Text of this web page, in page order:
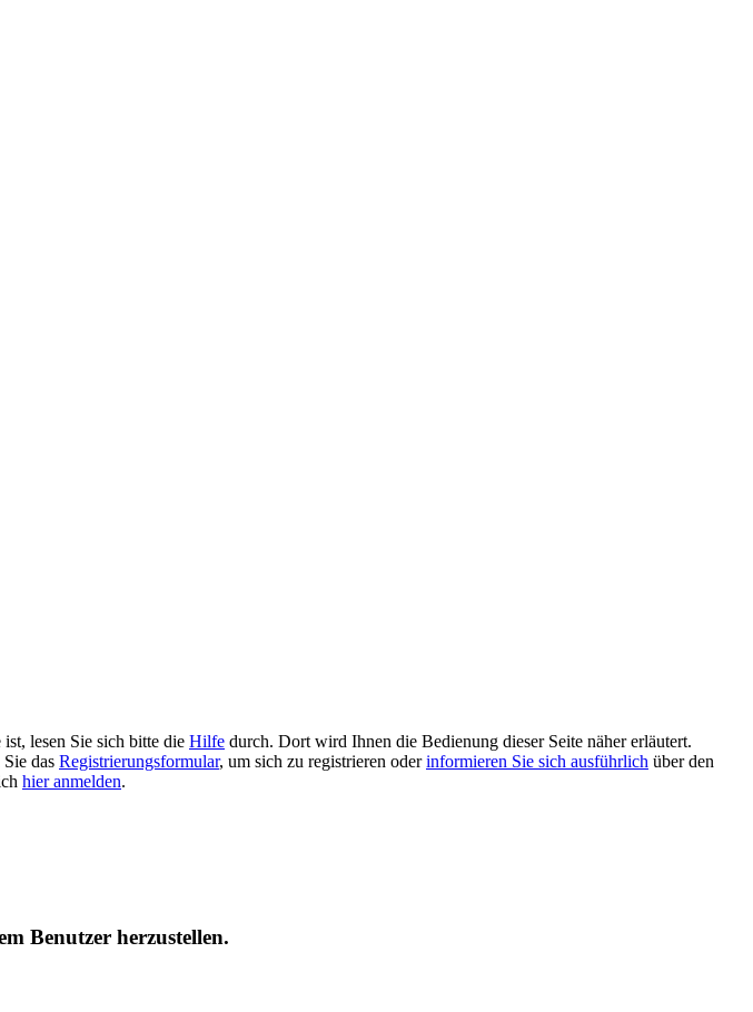
lesen Sie sich bitte die Hilfe durch. Dort wird Ihnen die Bedienung dieser Seite näher erläutert.
das Registrierungsformular, um sich zu registrieren oderinformieren Sie sich ausführlich über den
hier anmelden.
Benutzer herzustellen.